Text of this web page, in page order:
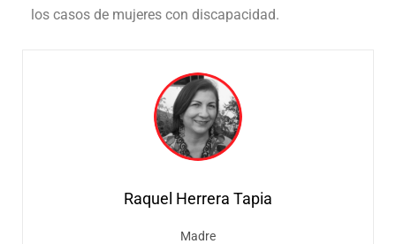
los casos de mujeres con discapacidad.
Raquel Herrera Tapia
Madre